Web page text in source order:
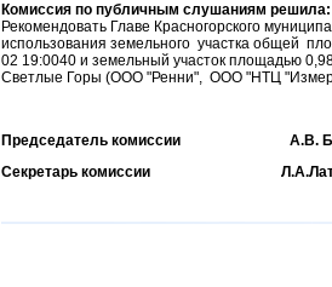
Комиссия по публичным слушаниям решила:
Рекомендовать Главе Красногорского
использования земельного участка общей
02 19:0040 и земельный участок площадью
Светлые Горы (ООО "Ренни", ООО "НТЦ
Председатель комиссии А.В.
Секретарь комиссии